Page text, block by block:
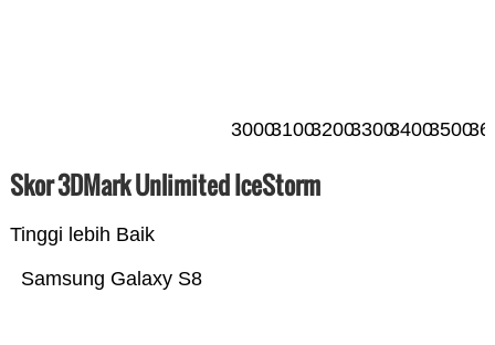
300031003200330034003500
Skor 3DMark Unlimited IceStorm
Tinggi lebih Baik
Samsung Galaxy S8